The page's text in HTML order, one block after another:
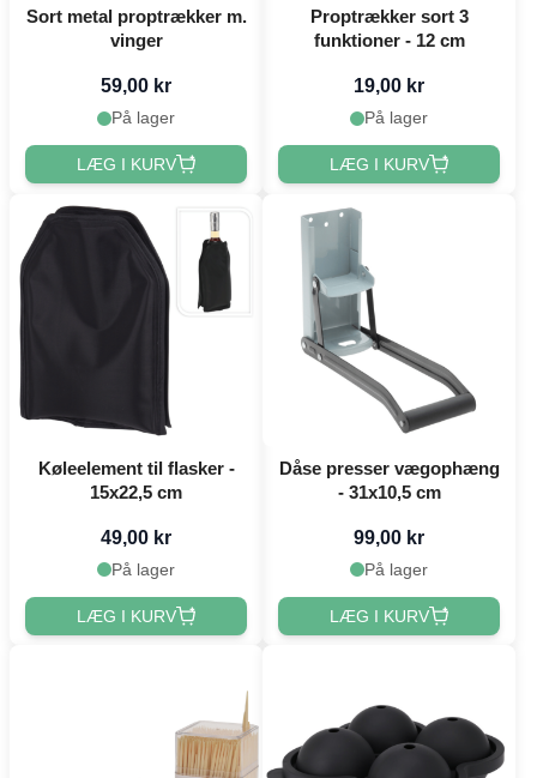
Sort metal proptrækker m.
vinger
59,00 kr
På lager
LÆG I KURV
Proptrækker sort 3
funktioner - 12 cm
19,00 kr
På lager
LÆG I KURV
Køleelement til flasker -
15x22,5 cm
49,00 kr
På lager
LÆG I KURV
Dåse presser vægophæng
- 31x10,5 cm
99,00 kr
På lager
LÆG I KURV